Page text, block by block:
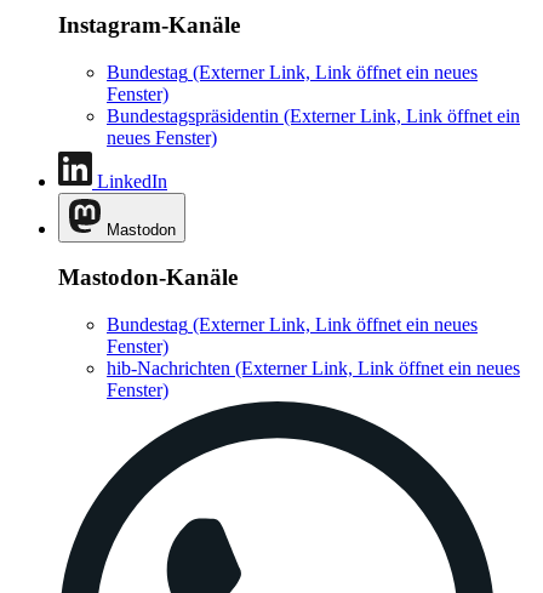
Instagram-Kanäle
Bundestag (Externer Link, Link öffnet ein neues
Fenster)
Bundestagspräsidentin (Externer Link, Link öffnet ein
neues Fenster)
LinkedIn
Mastodon
Mastodon-Kanäle
Bundestag (Externer Link, Link öffnet ein neues
Fenster)
hib-Nachrichten (Externer Link, Link öffnet ein neues
Fenster)